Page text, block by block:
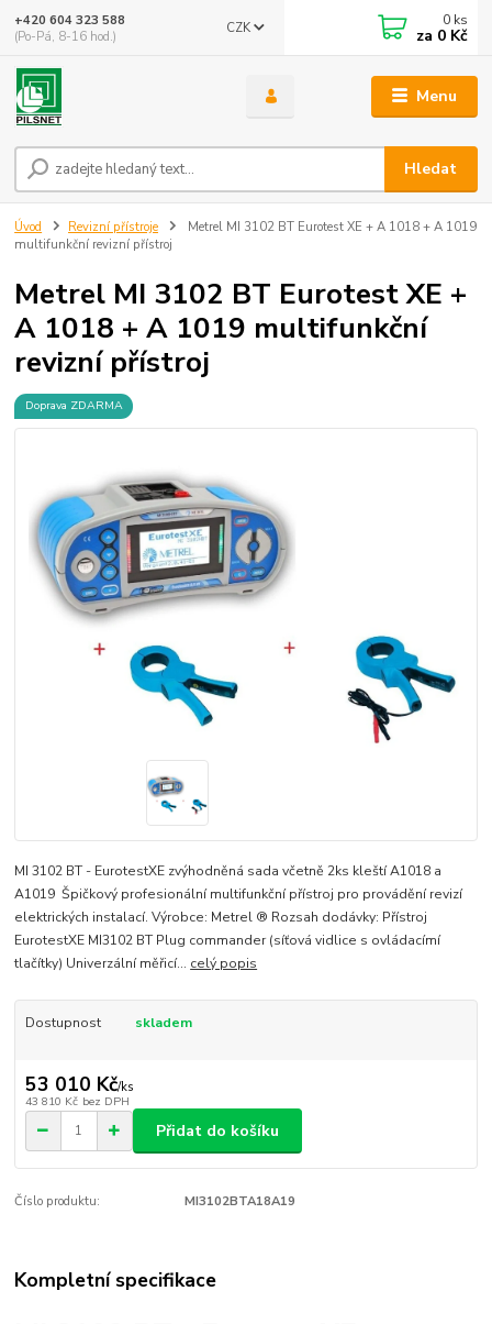
Menu
CZK
Hledat
+420 604 323 588
(Po-Pá, 8-16 hod.)
0 ks
za 0 Kč
Úvod Revizní přístroje
Metrel MI 3102 BT Eurotest XE + A 1018 + A 1019
multifunkční revizní přístroj
Metrel MI 3102 BT Eurotest XE +
A 1018 + A 1019 multifunkční
revizní přístroj
Doprava ZDARMA
MI 3102 BT - EurotestXE zvýhodněná sada včetně 2ks kleští A1018 a
A1019 Špičkový profesionální multifunkční přístroj pro provádění revizí
elektrických instalací. Výrobce: Metrel ® Rozsah dodávky: Přístroj
EurotestXE MI3102 BT Plug commander (síťová vidlice s ovládacímí
tlačítky) Univerzální měřicí... celý popis
Dostupnost skladem
53 010 Kč/ks
43 810 Kč bez DPH
Přidat do košíku
Číslo produktu: MI3102BTA18A19
Kompletní specifikace